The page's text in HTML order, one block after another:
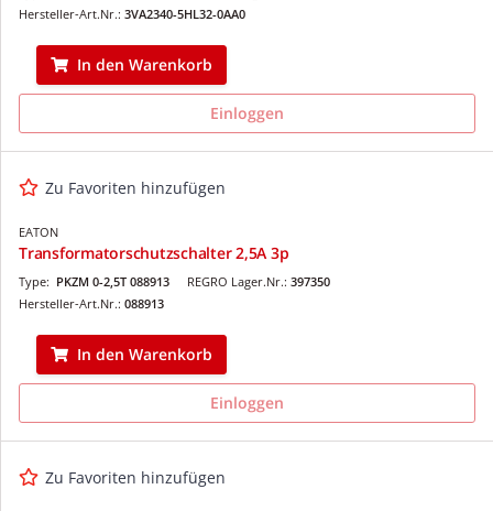
Hersteller-Art.Nr.: 3VA2340-5HL32-0AA0
In den Warenkorb
Einloggen
Zu Favoriten hinzufügen
EATON
Transformatorschutzschalter 2,5A 3p
REGRO Lager.Nr.: 397350
Type: PKZM 0-2,5T 088913
Hersteller-Art.Nr.: 088913
In den Warenkorb
Einloggen
Zu Favoriten hinzufügen